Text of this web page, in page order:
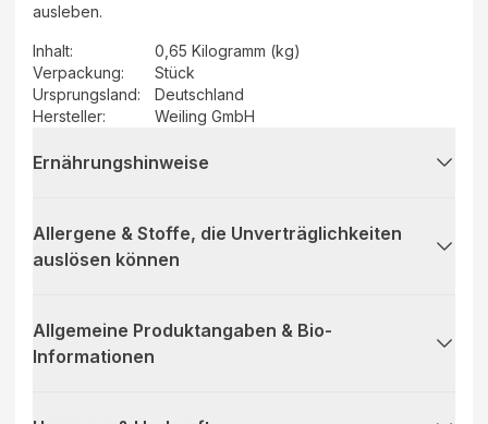
ausleben.
Inhalt:
0,65 Kilogramm (kg)
Verpackung:
Stück
Ursprungsland:
Deutschland
Hersteller: Weiling GmbH
Ernährungshinweise
Allergene & Stoffe, die Unverträglichkeiten
auslösen können
Allgemeine Produktangaben & Bio-
Informationen